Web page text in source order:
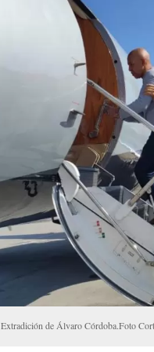
Extradición de Álvaro Córdoba.Foto